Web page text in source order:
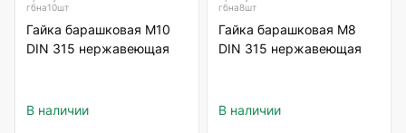
гбна10шт
Гайка барашковая М10
DIN 315 нержавеющая
В наличии
гбна8шт
Гайка барашковая М8
DIN 315 нержавеющая
В наличии